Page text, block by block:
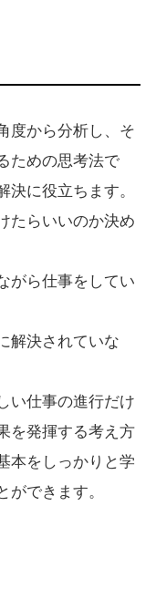
度から分析し、そ
ための思考法で
に役立ちます。
たらいいのか決め
がら仕事をしてい
解決されていな
い仕事の進行だけ
を発揮する考え方
本をしっかりと学
できます。